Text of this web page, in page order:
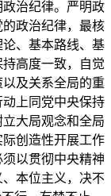
治纪律。严明政
政治纪律，最核
、基本路线、基
高度一致，自觉
及关系全局的重
上同党中央保持
大局观念和全局
创造性开展工作
以贯彻中央精神
本位主义，决不